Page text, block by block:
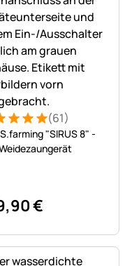
5 von 5 (61
(61)
"SIRUS 8" -
,90€